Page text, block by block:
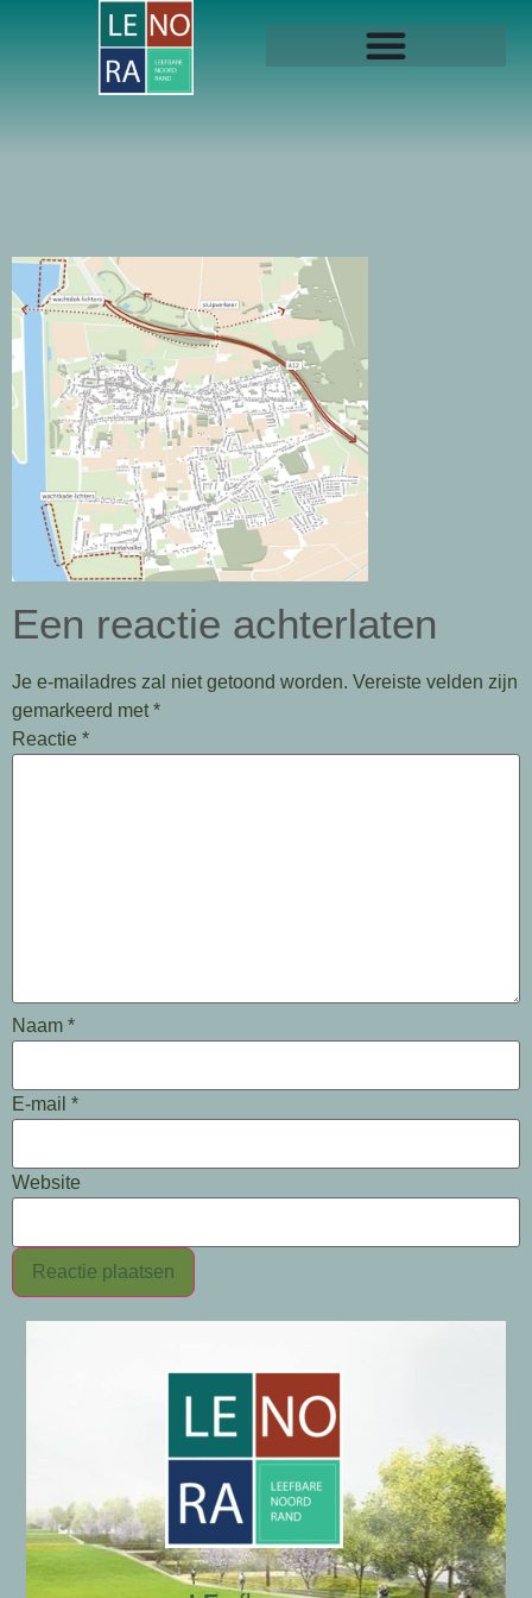
Een reactie achterlaten
Je e-mailadres zal niet getoond worden. Vereiste velden zijn
gemarkeerd met*
Reactie *
Naam *
E-mail *
Website